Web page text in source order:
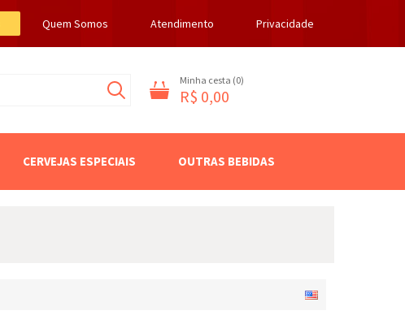
Quem Somos Atendimento Privacidade
Minha cesta (0)
R$ 0,00
CERVEJAS ESPECIAIS OUTRAS BEBIDAS